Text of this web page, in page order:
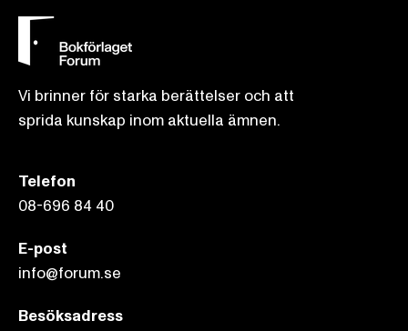
Vi brinner för starka berättelser och att
sprida kunskap inom aktuella ämnen.
Telefon
08-696 84 40
E-post
info@forum.se
Besöksadress